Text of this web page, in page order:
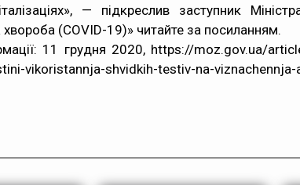
— підкреслив заступник
хвороба (COVID-19)» читайте за посиланням.
11 грудня 2020, https://moz.gov.ua/
vikoristannja-shvidkih-testiv-na-